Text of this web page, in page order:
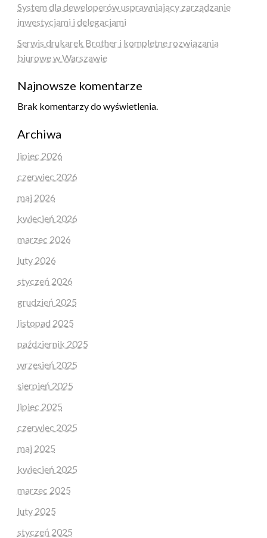
System dla deweloperów usprawniający zarządzanie
inwestycjami i delegacjami
Serwis drukarek Brother i kompletne rozwiązania
biurowe w Warszawie
Najnowsze komentarze
Brak komentarzy do wyświetlenia.
Archiwa
lipiec 2026
czerwiec 2026
maj 2026
kwiecień 2026
marzec 2026
luty 2026
styczeń 2026
grudzień 2025
listopad 2025
październik 2025
wrzesień 2025
sierpień 2025
lipiec 2025
czerwiec 2025
maj 2025
kwiecień 2025
marzec 2025
luty 2025
styczeń 2025